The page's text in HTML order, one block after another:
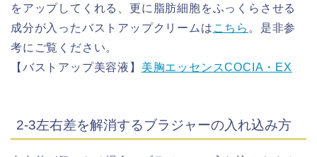
をアップしてくれる、更に脂肪細胞をふっくらさせる
成分が入ったバストアップクリームは こちら 。是非参
考にご覧ください。
【バストアップ美容液】 美胸エッセンスCOCIA・EX
2-3左右差を解消するブラジャーの入れ込み方